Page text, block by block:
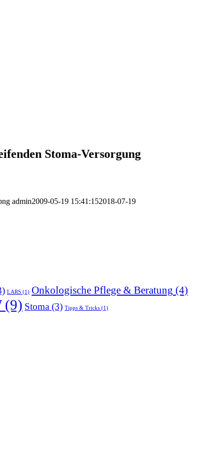
Stoma-Versorgung
admin2009-05-19 15:41:152018-07-19
LARS (1) Onkologische Pflege & Beratung (4)
(9) Stoma (3) Tipps & Tricks (1)